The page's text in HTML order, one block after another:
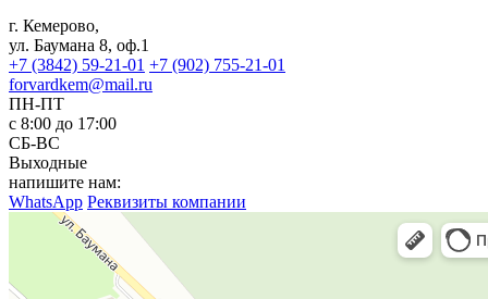
г. Кемерово,
ул. Баумана 8, оф.1
+7 (3842) 59-21-01 +7 (902) 755-21-01
forvardkem@mail.ru
ПН-ПТ
с 8:00 до 17:00
СБ-ВС
Выходные
напишите нам:
WhatsApp Реквизиты компании